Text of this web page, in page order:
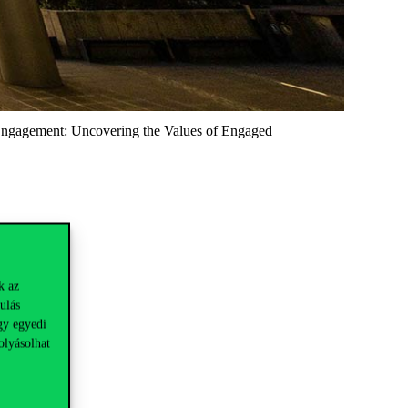
az
egyedi
Uncovering the Values of Engaged